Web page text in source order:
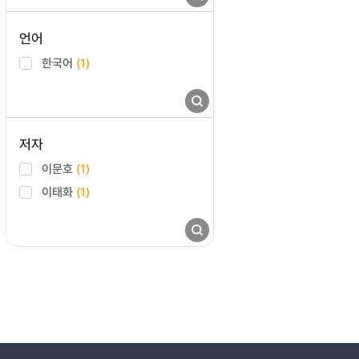
언어
한국어 (1)
저자
이문호 (1)
이태화 (1)